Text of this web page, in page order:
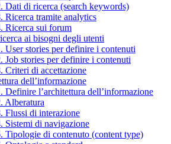
Dati di ricerca (search keywords)
Ricerca tramite analytics
Ricerca sui forum
ai bisogni degli utenti
User stories per definire i contenuti
Job stories per definire i contenuti
Criteri di accettazione
dell’informazione
Definire l’architettura dell’informazione
Alberatura
Flussi di interazione
Sistemi di navigazione
Tipologie di contenuto (content type)